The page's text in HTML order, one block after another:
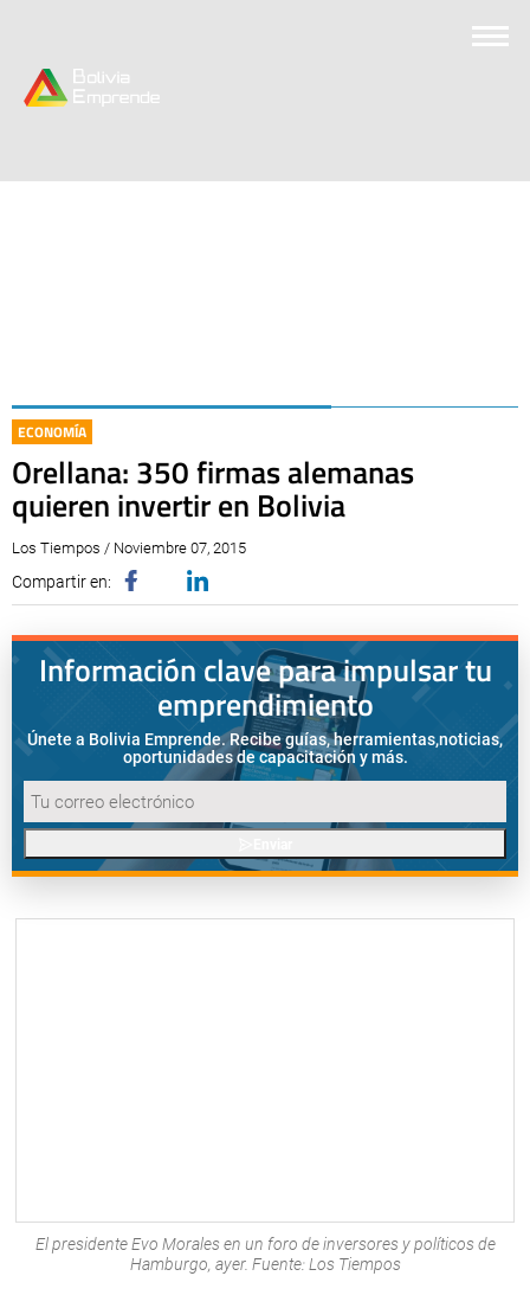
ECONOMÍA
Orellana: 350 firmas alemanas
quieren invertir en Bolivia
Los Tiempos / Noviembre 07, 2015
Compartir en:
Información clave para impulsar tu
emprendimiento
Únete a Bolivia Emprende. Recibe guías, herramientas,noticias,
oportunidades de capacitación y más.
El presidente Evo Morales en un foro de inversores y políticos de
Hamburgo, ayer. Fuente: Los Tiempos